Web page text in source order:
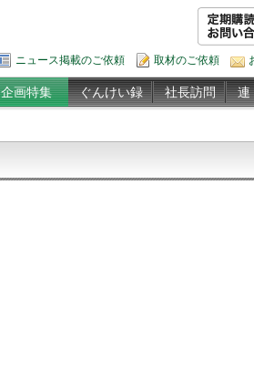
ニュース掲載のご依頼 取材のご依頼
企画特集 ぐんけい録 社長訪問 連